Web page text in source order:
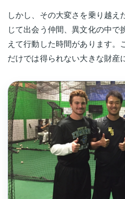
しかし、その大変さを乗り越え
じて出会う仲間、異文化の中で
えて行動した時間があります。
だけでは得られない大きな財産